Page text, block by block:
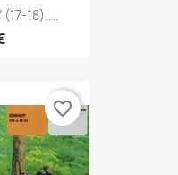
(17-18)....
favorite_border